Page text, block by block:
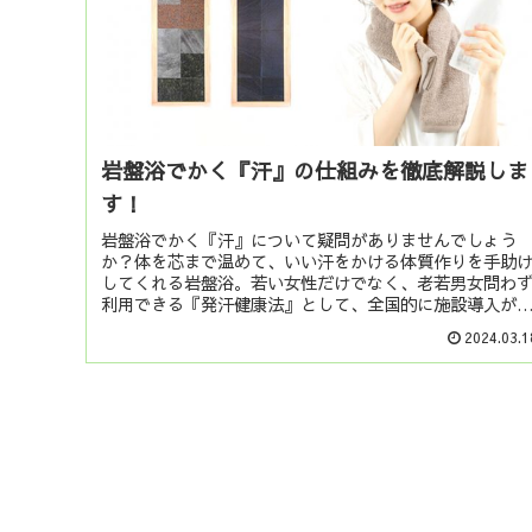
岩盤浴でかく『汗』の仕組みを徹底解説しま
す！
岩盤浴でかく『汗』について疑問がありませんでしょう
か？体を芯まで温めて、いい汗をかける体質作りを手助け
してくれる岩盤浴。若い女性だけでなく、老若男女問わず
利用できる『発汗健康法』として、全国的に施設導入がさ